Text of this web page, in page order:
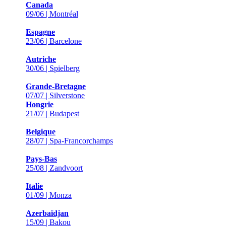
Canada
09/06 | Montréal
Espagne
23/06 | Barcelone
Autriche
30/06 | Spielberg
Grande-Bretagne
07/07 | Silverstone
Hongrie
21/07 | Budapest
Belgique
28/07 | Spa-Francorchamps
Pays-Bas
25/08 | Zandvoort
Italie
01/09 | Monza
Azerbaïdjan
15/09 | Bakou